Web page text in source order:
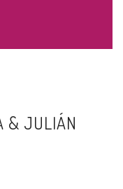
& JULIÁN